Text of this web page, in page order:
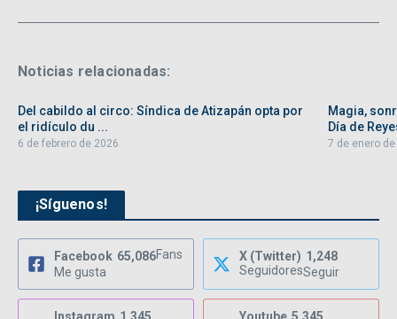
Noticias relacionadas:
Del cabildo al circo: Síndica de Atizapán opta por
el ridículo du ...
6 de febrero de 2026
Magia,
Día de
7 de enero
¡Síguenos!
Facebook 65,086Fans
Me gusta
X (Twitter) 1,248
SeguidoresSeguir